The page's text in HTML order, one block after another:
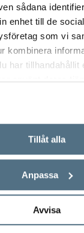
sådana
enhet till de
som vi
kombinera
har tillhandahållit
använt deras
Tillåt alla
Anpassa
Avvisa
anpassad
sker är